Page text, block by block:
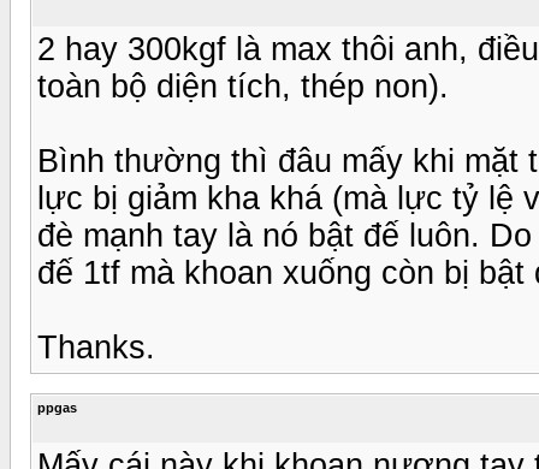
2 hay 300kgf là max thôi anh,
toàn bộ diện tích, thép non).
Bình thường thì đâu mấy khi mặt
lực bị giảm kha khá (mà lực tỷ lệ
đè mạnh tay là nó bật đế luôn.
đế 1tf mà khoan xuống còn bị bật
Thanks.
ppgas